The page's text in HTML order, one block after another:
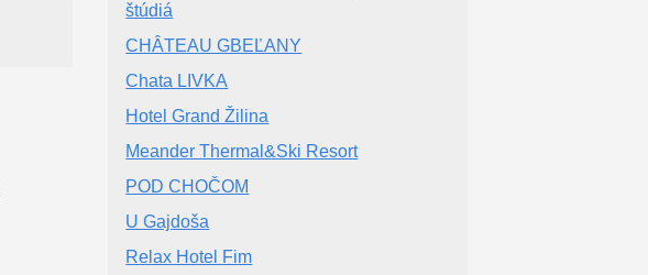
štúdiá
CHÂTEAU GBEĽANY
Chata LIVKA
Hotel Grand Žilina
Meander Thermal&Ski Resort
POD CHOČOM
U Gajdoša
Relax Hotel Fim